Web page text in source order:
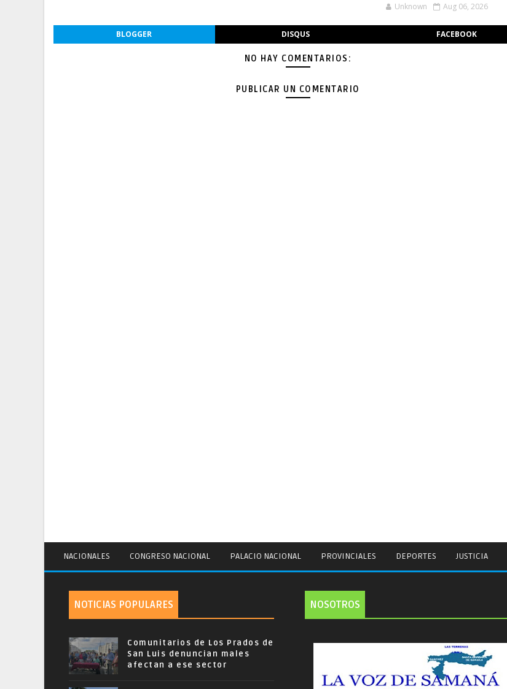
Unknown Aug 06, 2026
BLOGGER DISQUS FACEBOOK
NO HAY COMENTARIOS:
PUBLICAR UN COMENTARIO
NACIONALES CONGRESO NACIONAL PALACIO NACIONAL PROVINCIALES DEPORTES JUSTICIA
NOTICIAS POPULARES
Comunitarios de Los Prados de
San Luis denuncian males
afectan a ese sector
NOSOTROS